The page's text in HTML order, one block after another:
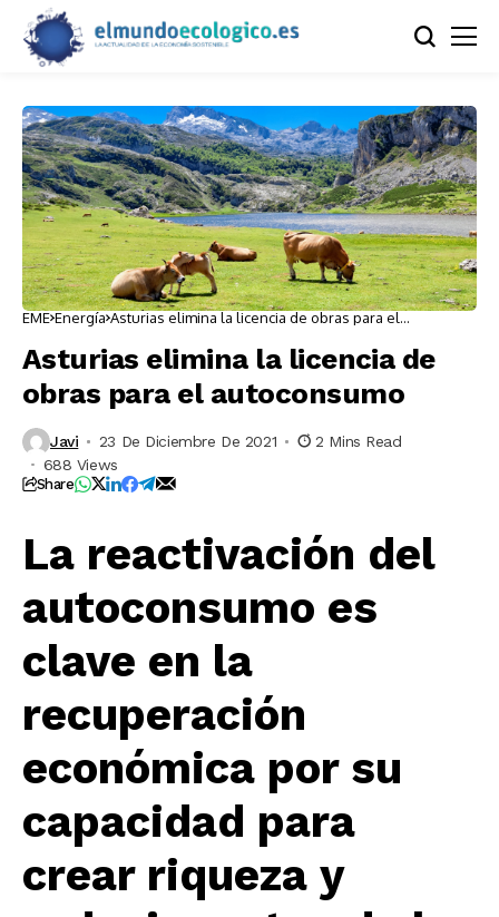
EME Energía Asturias elimina la licencia de obras para el
Asturias elimina la licencia de
obras para el autoconsumo
Javi 23 De Diciembre De 2021
2 Mins Read
688 Views
Share
La reactivación del
autoconsumo es
clave en la
recuperación
económica por su
capacidad para
crear riqueza y